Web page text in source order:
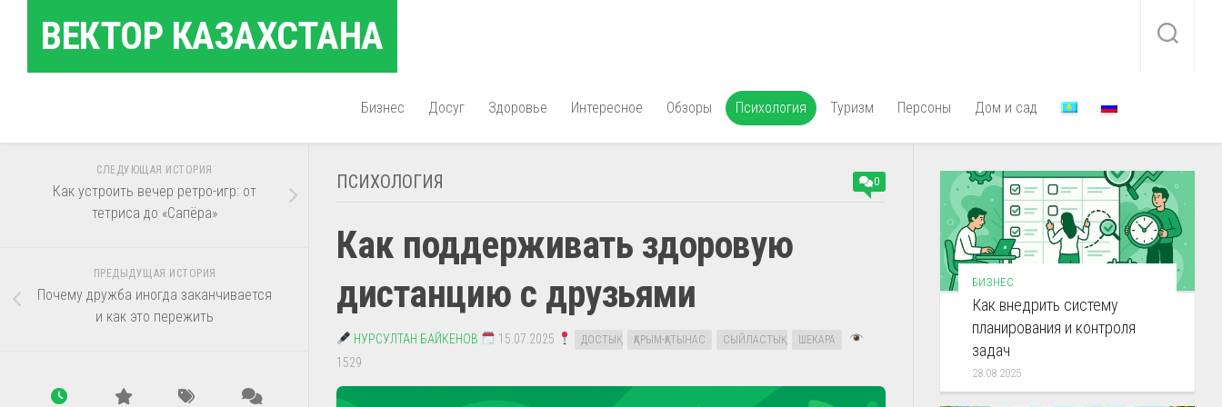
содержаниюВЕКТОР КАЗАХСТАНА
Бизнес Досуг Здоровье Интересное Обзоры Психология Туризм Персоны Дом и сад
ПСИХОЛОГИЯ 0
Как поддерживать здоровую
дистанцию с друзьями
НУРСУЛТАН БАЙКЕНОВ 15.07.2025 ДОСТЫҚ ҚАРЫМ-ҚАТЫНАС СЫЙЛАСТЫҚ ШЕКАРА
1529
СЛЕДУЮЩАЯ ИСТОРИЯ
Как устроить вечер ретро-игр: от
тетриса до «Сапёра»
ПРЕДЫДУЩАЯ ИСТОРИЯ
Почему дружба иногда заканчивается
и как это пережить
БИЗНЕС
Как внедрить систему
планирования и контроля
задач
28.08.2025